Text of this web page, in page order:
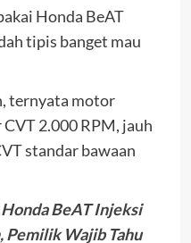
Honda BeAT
tipis banget mau
ternyata motor
2.000 RPM, jauh
standar bawaan
BeAT Injeksi
Pemilik Wajib Tahu